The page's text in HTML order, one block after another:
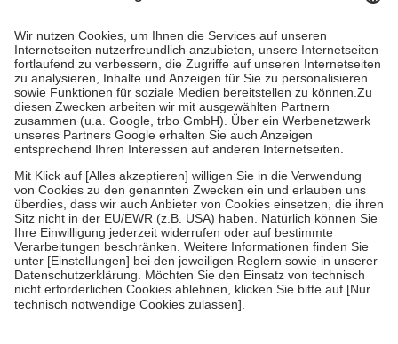
höchstens zehn Euro.
Es sind jedoch nie mehr als die tatsächlichen
Kosten der Leistung zu entrichten.
Diese Regeln gelten grundsätzlich auch für Online-Apotheken.
Bei Heilmitteln und häuslicher Krankenpflege beträgt die
Zuzahlung zehn Prozent der Kosten sowie zehn Euro je
Verordnung.
Um das Engagement der Versicherten für ihre eigene Gesundheit zu
stärken und die besondere Stellung der Familie zu unterstützen,
fallenkeine Zuzahlungenan bei:
• Kindern und Jugendlichen bis zum vollendeten 18. Lebensjahr
mit Ausnahme der Fahrkosten
• Untersuchungen zur Vorsorge und Früherkennung, die von der
GKV getragen werden
• empfohlenen Schutzimpfungen
• Harn- und Blutteststreifen